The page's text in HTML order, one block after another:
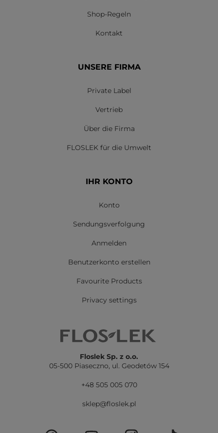
Shop-Regeln
Kontakt
UNSERE FIRMA
Private Label
Vertrieb
Über die Firma
FLOSLEK für die Umwelt
IHR KONTO
Konto
Sendungsverfolgung
Anmelden
Benutzerkonto erstellen
Favourite Products
Privacy settings
Floslek Sp. z o.o.
05-500 Piaseczno, ul. Geodetów 154
+48 505 005 070
sklep@floslek.pl